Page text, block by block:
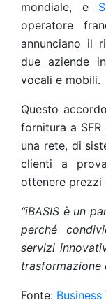
mondiale, e
operatore
annunciano il
due aziende
vocali e mobili.
Questo
fornitura a
una rete, di
clienti a
ottenere prezzi
“iBASIS è un
perché
servizi
trasformazione
Fonte: Business